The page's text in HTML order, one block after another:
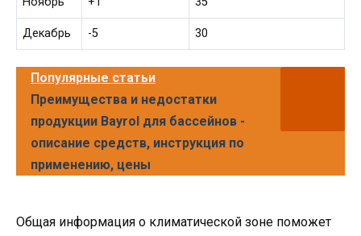
Декабрь -5 30
Популярные статьи
Преимущества и недостатки
продукции Bayrol для бассейнов -
описание средств, инструкция по
применению, цены
Общая информация о климатической зоне поможет